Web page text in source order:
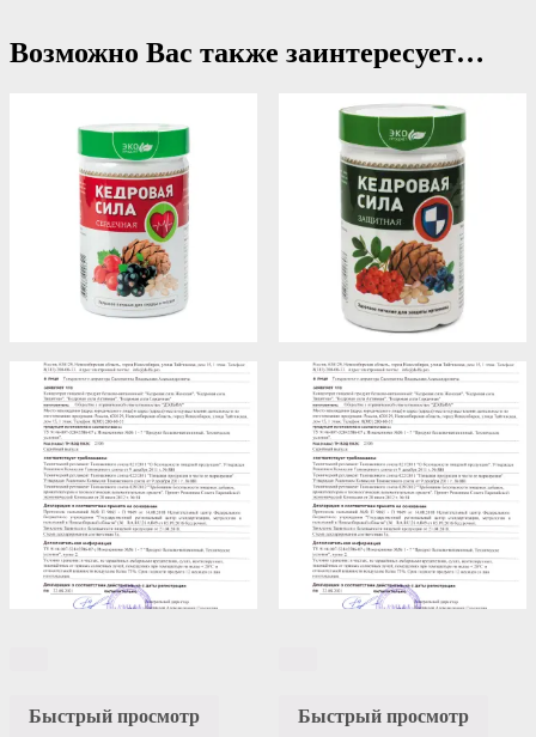
Возможно Вас также заинтересует…
Быстрый просмотр
Быстрый просмотр